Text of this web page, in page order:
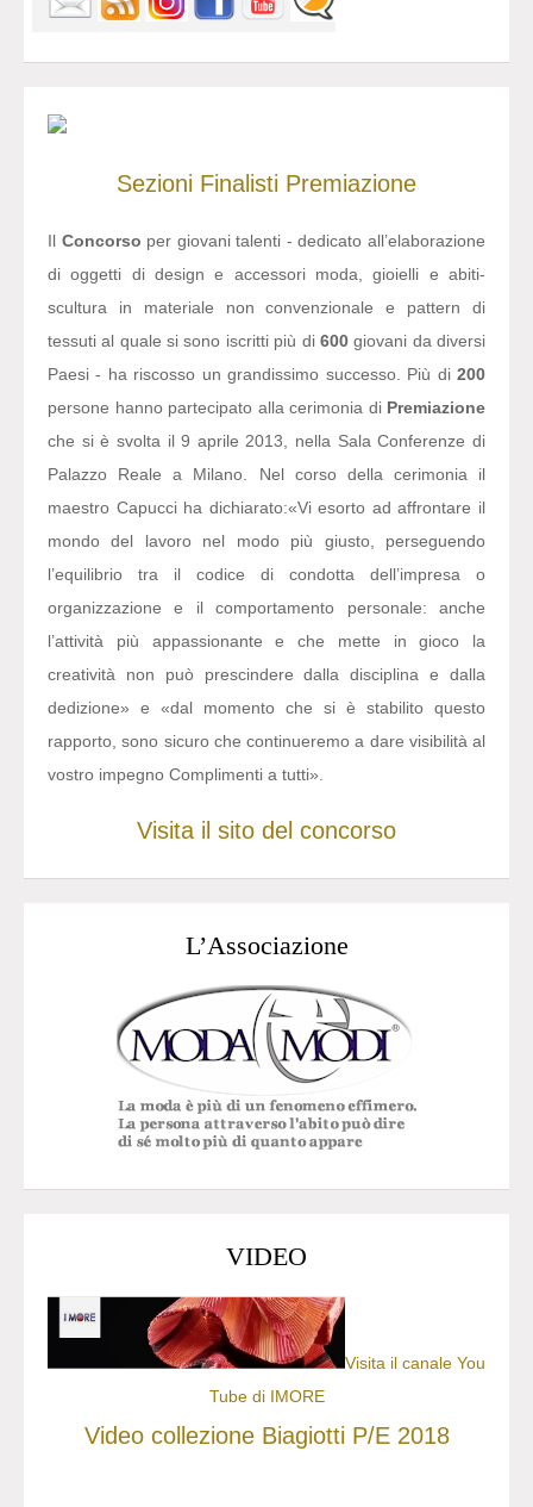
Sezioni Finalisti Premiazione
Il Concorso per giovani talenti - dedicato all’elaborazione
di oggetti di design e accessori moda, gioielli e abiti-
scultura in materiale non convenzionale e pattern di
tessuti al quale si sono iscritti più di 600giovani da diversi
Paesi - ha riscosso un grandissimo successo. Più di 200
persone hanno partecipato alla cerimonia di Premiazione
che si è svolta il 9 aprile 2013, nella Sala Conferenze di
Palazzo Reale a Milano. Nel corso della cerimonia il
maestro Capucci ha dichiarato:«Vi esorto ad affrontare il
mondo del lavoro nel modo più giusto, perseguendo
l’equilibrio tra il codice di condotta dell’impresa o
organizzazione e il comportamento personale: anche
l’attività più appassionante e che mette in gioco la
creatività non può prescindere dalla disciplina e dalla
dedizione» e «dal momento che si è stabilito questo
rapporto, sono sicuro che continueremo a dare visibilità al
vostro impegno Complimenti a tutti».
Visita il sito del concorso
L’Associazione
VIDEO
Visita il canale You
Tube di IMORE
Video collezione Biagiotti P/E 2018